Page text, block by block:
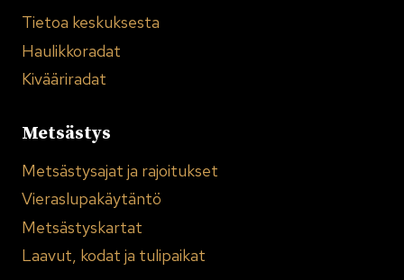
Tietoa keskuksesta
Haulikkoradat
Kivääriradat
Metsästys
Metsästysajat ja rajoitukset
Vieraslupakäytäntö
Metsästyskartat
Laavut, kodat ja tulipaikat